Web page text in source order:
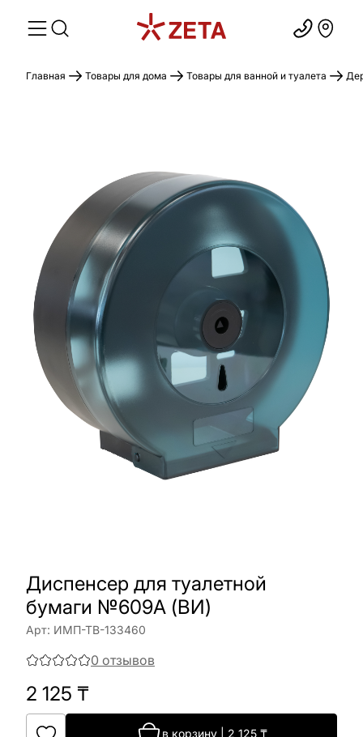
Главная Товары для дома Товары для ванной и туалета
Диспенсер для туалетной
бумаги №609A (ВИ)
Арт: ИМП-ТВ-133460
0 отзывов
2 125 ₸
в корзину| 2 125₸